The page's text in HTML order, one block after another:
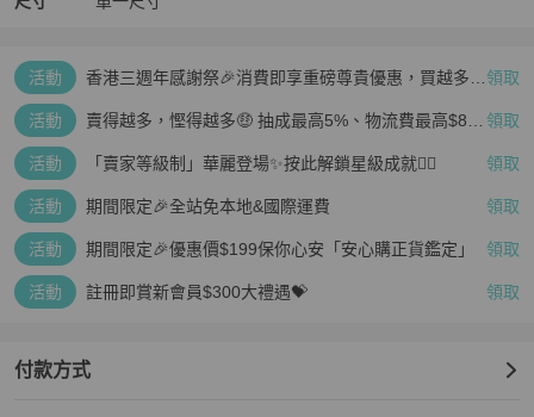
活動
香港三週年感謝祭🎉消費即享重磅尊貴優惠，買越多、 領取
活動
賣得越多，慳得越多🤑 抽成最高5%、物流費最高$800 領取
活動 「賣家等級制」華麗登場✨按此解鎖星級成就👆🏻 領取
活動 期間限定🎉全站免本地&國際運費 領取
活動 期間限定🎉優惠價$199保你心安「安心購正貨鑑定」 領取
活動 註冊即賞新會員$300大禮遇💝 領取
付款方式